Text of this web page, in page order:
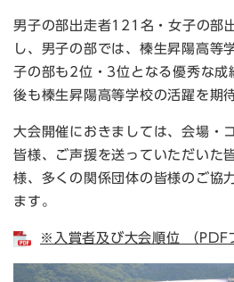
男子の部出走者121名・女子の部
し、男子の部では、榛生昇陽高等
子の部も2位・3位となる優秀な成
後も榛生昇陽高等学校の活躍を期
大会開催におきましては、会場・
皆様、ご声援を送っていただいた
様、多くの関係団体の皆様のご協
ます。
※入賞者及び大会順位 （PDF